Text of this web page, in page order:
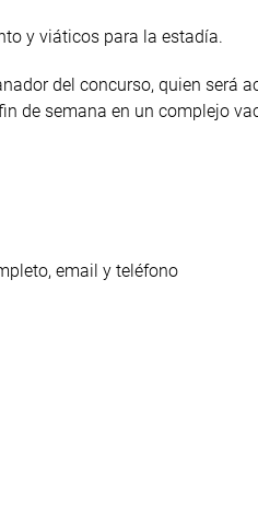
y viáticos para la estadía.
del concurso, quien será
de semana en un complejo
email y teléfono